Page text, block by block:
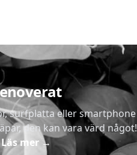
surfplatta eller smartphone
den kan vara värd något!
Läs mer→